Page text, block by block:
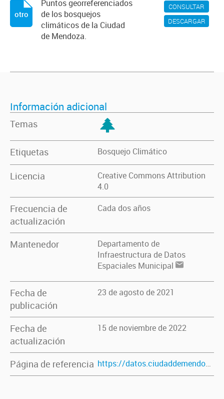
CONSULTAR
DESCARGAR
Puntos georreferenciados
de los bosquejos
climáticos de la Ciudad
de Mendoza.
otro
Información adicional
Temas
Etiquetas Bosquejo Climático
Licencia
Creative Commons Attribution
4.0
Frecuencia de
actualización
Cada dos años
Mantenedor
Departamento de
Infraestructura de Datos
Espaciales Municipal
Fecha de
publicación
23 de agosto de 2021
Fecha de
actualización
15 de noviembre de 2022
Página de referencia https://datos.ciudaddemendoza.gob.ar/dataset/bosquejo-climatico